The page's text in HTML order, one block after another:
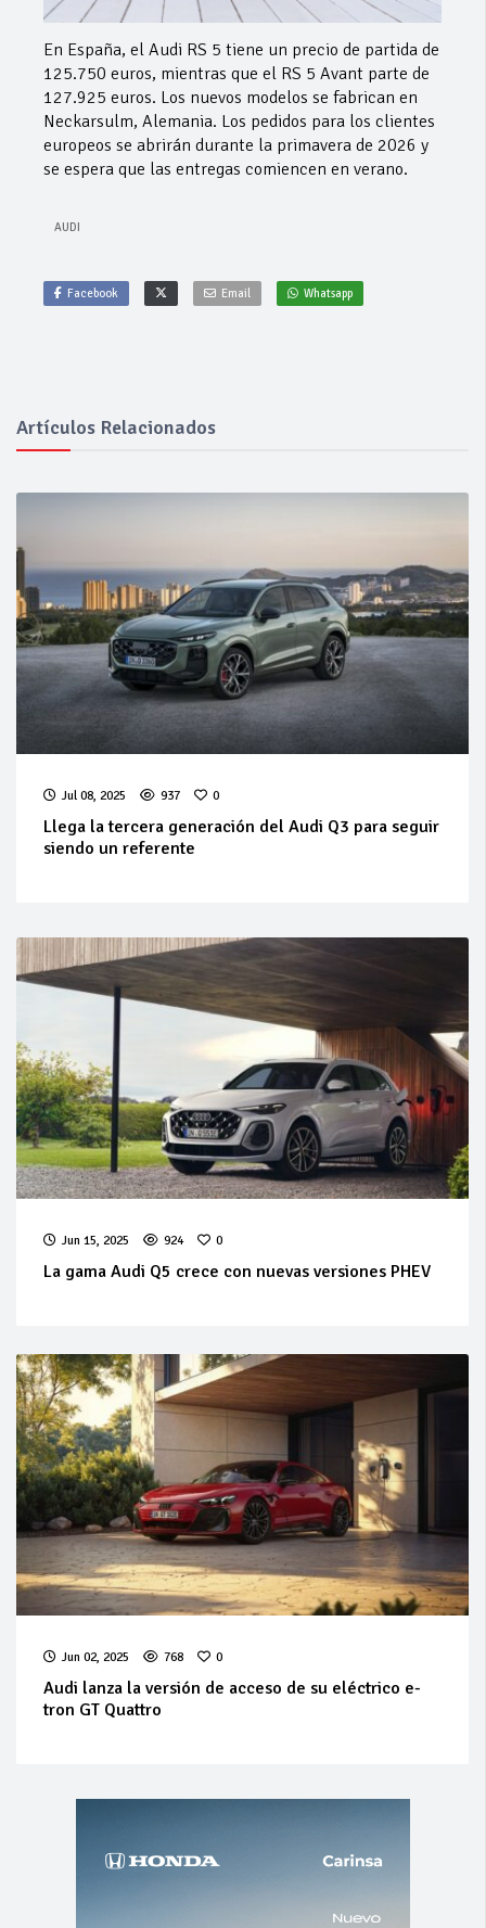
En España, el Audi RS 5 tiene un precio de partida de
125.750 euros, mientras que el RS 5 Avant parte de
127.925 euros. Los nuevos modelos se fabrican en
Neckarsulm, Alemania. Los pedidos para los clientes
europeos se abrirán durante la primavera de 2026 y
se espera que las entregas comiencen en verano.
AUDI
Facebook Email Whatsapp
Artículos Relacionados
Jul 08, 2025 937 0
Llega la tercera generación del Audi Q3 para seguir
siendo un referente
Jun 15, 2025 924 0
La gama Audi Q5 crece con nuevas versiones PHEV
Jun 02, 2025 768 0
Audi lanza la versión de acceso de su eléctrico e-
tron GT Quattro